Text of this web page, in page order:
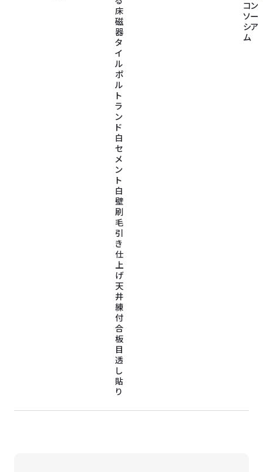
床
磁
器
タ
イ
ル
ポ
ル
ト
ラ
ン
ド
白
セ
メ
ン
ト
白
壁
刷
毛
引
き
仕
上
げ
天
井
練
付
合
板
目
透
し
貼
り
コン
ソー
シア
ム